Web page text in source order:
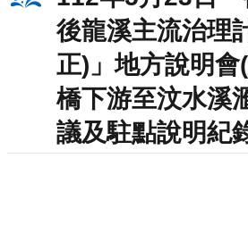
後龍溪主流治理
正)」地方說明會
橋下游至汶水溪
議及駐點說明紀